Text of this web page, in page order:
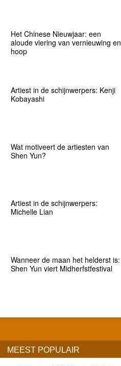
Het Chinese Nieuwjaar: een
aloude viering van vernieuwing en
hoop
Artiest in de schijnwerpers: Kenji
Kobayashi
Wat motiveert de artiesten van
Shen Yun?
Artiest in de schijnwerpers:
Michelle Lian
Wanneer de maan het helderst is:
Shen Yun viert Midherfstfestival
MEEST POPULAIR